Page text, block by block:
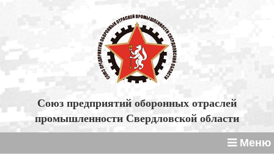
Союз предприятий оборонных отраслей
промышленности Свердловской области
Меню